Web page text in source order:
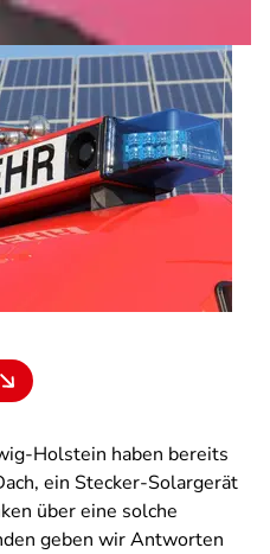
Holstein haben bereits
ein Stecker-Solargerät
über eine solche
geben wir Antworten